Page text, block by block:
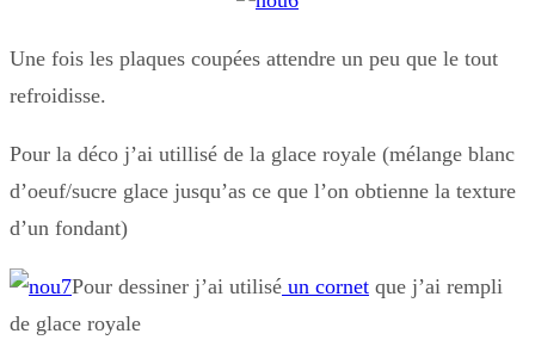
Une fois les plaques coupées attendre un peu que le tout
refroidisse.
Pour la déco j’ai utillisé de la glace royale (mélange blanc
d’oeuf/sucre glace jusqu’as ce que l’on obtienne la texture
d’un fondant)
Pour dessiner j’ai utilisé un cornet que j’ai rempli
de glace royale